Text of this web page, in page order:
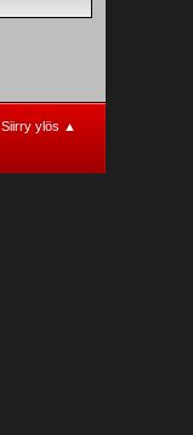
Siirry ylös ▲